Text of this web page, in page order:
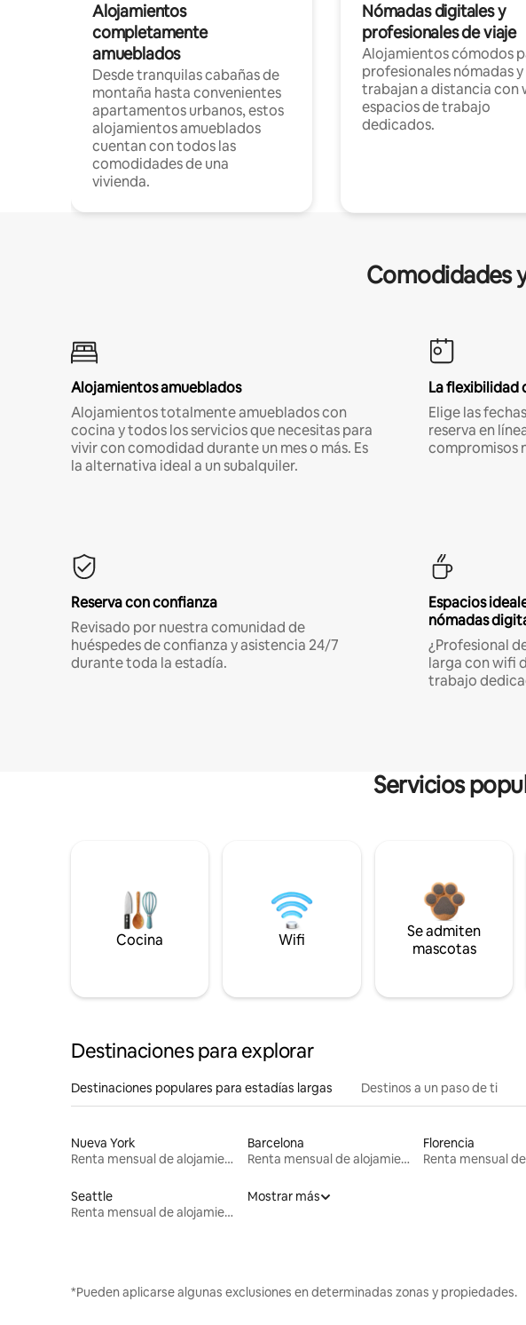
Alojamientos
completamente
amueblados
Desde tranquilas cabañas de
montaña hasta convenientes
apartamentos urbanos, estos
alojamientos amueblados
cuentan con todos las
comodidades de una
vivienda.
Nómadas digitales y
profesionales de viaje
Alojamientos cómodos
profesionales nómadas
trabajan a distancia con
espacios de trabajo
dedicados.
Comodidades
Alojamientos amueblados
Alojamientos totalmente amueblados con
cocina y todos los servicios que necesitas para
vivir con comodidad durante un mes o más. Es
la alternativa ideal a un subalquiler.
La flexibilidad
Elige las
reserva en
compromisos
Reserva con confianza
Revisado por nuestra comunidad de
huéspedes de confianza y asistencia 24/7
durante toda la estadía.
Espacios
nómadas
¿Profesional
larga con wifi
trabajo
Servicios
Cocina Wifi
Se admiten
mascotas
Destinaciones para explorar
Destinaciones populares para estadías largas Destinos a un paso de ti
Nueva York
Renta mensual de alojamientos
Barcelona
Renta mensual de alojamientos
Florencia
Seattle
Renta mensual de alojamientos
Mostrar más
*Pueden aplicarse algunas exclusiones en determinadas zonas y propiedades.